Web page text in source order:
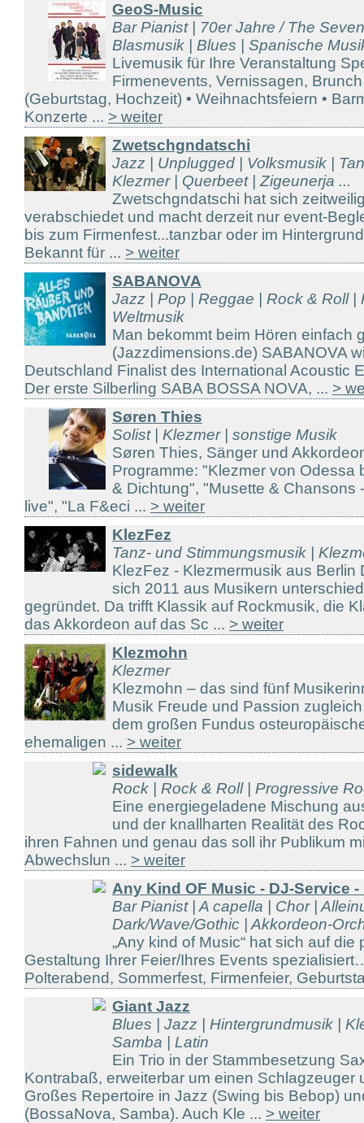
GeoS-Music
Bar Pianist | 70er Jahre / The
Blasmusik | Blues | Spanische
Livemusik für Ihre Veranstaltung
Firmenevents, Vernissagen,
(Geburtstag, Hochzeit) • Weihnachtsfeiern •
Konzerte ... > weiter
Zwetschgndatschi
Jazz | Unplugged | Volksmusik |
Klezmer | Querbeet | Zigeunerja ...
Zwetschgndatschi hat sich
verabschiedet und macht derzeit nur event-
bis zum Firmenfest...tanzbar oder im
Bekannt für ... > weiter
SABANOVA
Jazz | Pop | Reggae | Rock & Roll |
Weltmusik
Man bekommt beim Hören einfach
(Jazzdimensions.de) SABANOVA
Deutschland Finalist des International Acoustic
Der erste Silberling SABA BOSSA NOVA, ... >
Søren Thies
Solist | Klezmer | sonstige Musik
Søren Thies, Sänger und
Programme: "Klezmer von Odessa
& Dichtung", "Musette & Chansons
live", "La F&eci ... > weiter
KlezFez
Tanz- und Stimmungsmusik |
KlezFez - Klezmermusik aus Berlin
sich 2011 aus Musikern
gegründet. Da trifft Klassik auf Rockmusik, die
das Akkordeon auf das Sc ... > weiter
Klezmohn
Klezmer
Klezmohn – das sind fünf
Musik Freude und Passion
dem großen Fundus
ehemaligen ... > weiter
sidewalk
Rock | Rock & Roll | Progressive
Eine energiegeladene Mischung
und der knallharten Realität des
ihren Fahnen und genau das soll ihr Publikum
Abwechslun ... > weiter
Any Kind OF Music - DJ-Service
Bar Pianist | A capella | Chor |
Dark/Wave/Gothic | Akkordeon-
„Any kind of Music“ hat sich auf
Gestaltung Ihrer Feier/Ihres Events
Polterabend, Sommerfest, Firmenfeier,
Giant Jazz
Blues | Jazz | Hintergrundmusik |
Samba | Latin
Ein Trio in der Stammbesetzung
Kontrabaß, erweiterbar um einen Schlagzeuger
Großes Repertoire in Jazz (Swing bis Bebop)
(BossaNova, Samba). Auch Kle ... > weiter